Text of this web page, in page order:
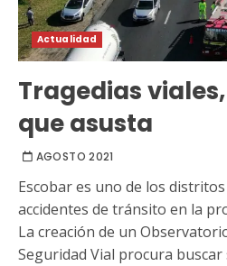
Actualidad
Tragedias
que asusta
AGOSTO 2021
Escobar es uno de los
accidentes de tránsito en la
La creación de un
Seguridad Vial procura